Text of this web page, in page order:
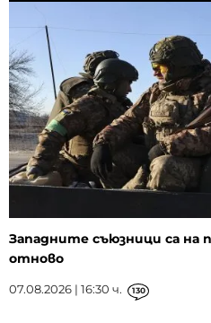
Западните съюзници са на
отново
07.08.2026 | 16:30 ч. 130